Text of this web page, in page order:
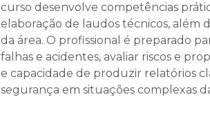
curso desenvolve competências
elaboração de laudos técnicos, além
da área. O profissional é preparado
falhas e acidentes, avaliar riscos e
e capacidade de produzir relatórios
segurança em situações complexas